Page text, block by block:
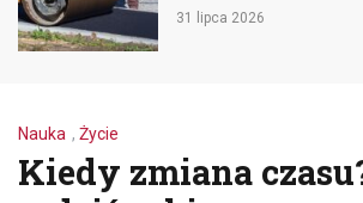
31 lipca 2026
Nauka , Życie
Kiedy zmiana